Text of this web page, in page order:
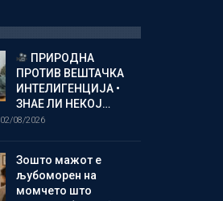
ПРИРОДНА
ПРОТИВ ВЕШТАЧКА
ИНТЕЛИГЕНЦИЈА •
ЗНАЕ ЛИ НЕКОЈ…
02/08/2026
Зошто мажот е
љубоморен на
момчето што